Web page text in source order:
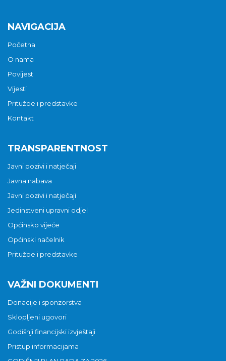
NAVIGACIJA
Početna
O nama
Povijest
Vijesti
Pritužbe i predstavke
Kontakt
TRANSPARENTNOST
Javni pozivi i natječaji
Javna nabava
Javni pozivi i natječaji
Jedinstveni upravni odjel
Općinsko vijeće
Općinski načelnik
Pritužbe i predstavke
VAŽNI DOKUMENTI
Donacije i sponzorstva
Sklopljeni ugovori
Godišnji financijski izvještaji
Pristup informacijama